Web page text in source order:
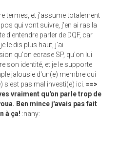
termes, et j'assume totalement
qui vont suivre, j'en ai ras la
d'entendre parler de DQF, car
le dis plus haut, j'ai
qu'on ecrase SP, qu'on lui
son identité, et je le supporte
jalousie d'un(e) membre qui
s'est pas mal investi(e) ici. ==>
vraiment qu'on parle trop de
Ben mince j'avais pas fait
à ça! :nany: